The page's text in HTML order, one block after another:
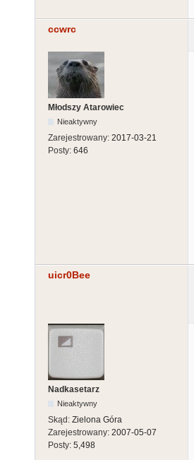
ccwrc
Młodszy Atarowiec
Nieaktywny
Zarejestrowany: 2017-03-21
Posty: 646
uicr0Bee
Nadkasetarz
Nieaktywny
Skąd: Zielona Góra
Zarejestrowany: 2007-05-07
Posty: 5,498